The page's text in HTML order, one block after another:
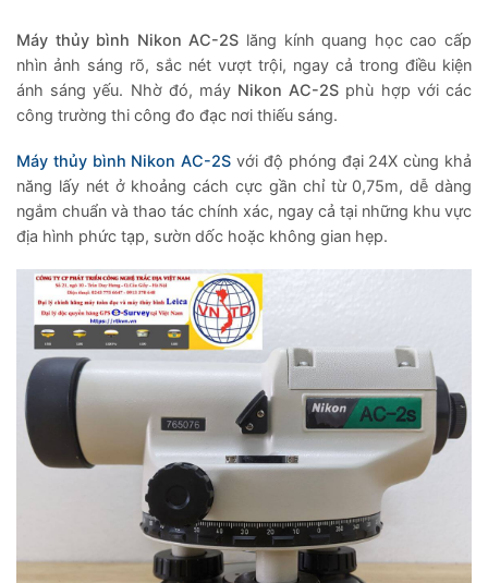
Máy thủy bình Nikon AC-2S lăng kính quang học cao cấp
nhìn ảnh sáng rõ, sắc nét vượt trội, ngay cả trong điều kiện
ánh sáng yếu. Nhờ đó, máy Nikon AC-2S phù hợp với các
công trường thi công đo đạc nơi thiếu sáng.
Máy thủy bình Nikon AC-2S với độ phóng đại 24X cùng khả
năng lấy nét ở khoảng cách cực gần chỉ từ 0,75m, dễ dàng
ngắm chuẩn và thao tác chính xác, ngay cả tại những khu vực
địa hình phức tạp, sườn dốc hoặc không gian hẹp.